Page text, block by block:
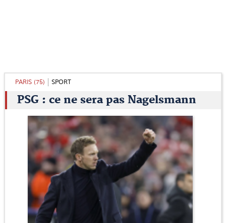
PARIS (75) SPORT
PSG : ce ne sera pas Nagelsmann